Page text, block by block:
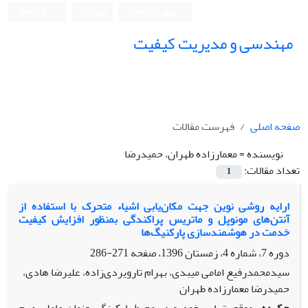
مهندسی و مدیریت کیفیت
صفحه اصلی
فهرست مقالات
نویسنده =معمارزاده طهران، حمیدرضا
تعداد مقالات:
1
ارایه روشی نوین جهت مکان‌یابی اشیاء متحرک با استفاده از
آنتن‌های مونوپل و ماتریس پراکندگی بمنظور افزایش کیفیت
خدمت در هوشمندسازی پارکنیگ‌ها
دوره 7، شماره 4، زمستان 1396، صفحه
271-286
سیدمحمدرفیع امامی میبدی، بهرام تارویردی‌زاده، علیرضا هادی،
حمیدرضا معمارزاده طهران